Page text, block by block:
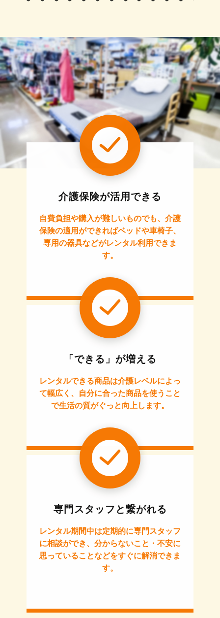
介護保険が活用できる
自費負担や購入が難しいものでも、介護
保険の適用ができればベッドや車椅子、
専用の器具などがレンタル利用できま
す。
「できる」が増える
レンタルできる商品は介護レベルによっ
て幅広く、自分に合った商品を使うこと
で生活の質がぐっと向上します。
専門スタッフと繋がれる
レンタル期間中は定期的に専門スタッフ
に相談ができ、分からないこと・不安に
思っていることなどをすぐに解消できま
す。